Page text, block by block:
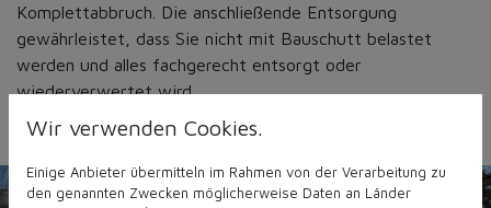
Komplettabbruch. Die anschließende Entsorgung
gewährleistet, dass Sie nicht mit Bauschutt belastet
werden und alles fachgerecht entsorgt oder
wiederverwertet wird.
Wir verwenden Cookies.
Einige Anbieter übermitteln im Rahmen von der Verarbeitung zu
den genannten Zwecken möglicherweise Daten an Länder